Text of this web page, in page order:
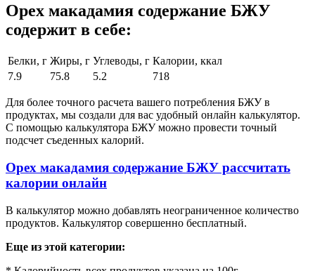
Орех макадамия содержание БЖУ
содержит в себе:
Белки, г Жиры, г Углеводы, г Калории, ккал
7.9
75.8 5.2 718
Для более точного расчета вашего потребления БЖУ в
продуктах, мы создали для вас удобный онлайн калькулятор.
С помощью калькулятора БЖУ можно провести точный
подсчет съеденных калорий.
Орех макадамия содержание БЖУ рассчитать
калории онлайн
В калькулятор можно добавлять неограниченное количество
продуктов. Калькулятор совершенно бесплатный.
Еще из этой категории: